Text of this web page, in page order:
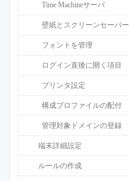
Time Machineサーバ
壁紙とスクリーンセーバー
フォントを管理
ログイン直後に開く項目
プリンタ設定
構成プロファイルの配付
管理対象ドメインの登録
端末詳細設定
ルールの作成